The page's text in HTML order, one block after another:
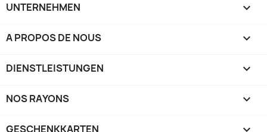
UNTERNEHMEN 
A PROPOS DE NOUS 
DIENSTLEISTUNGEN 
NOS RAYONS 
GESCHENKKARTEN